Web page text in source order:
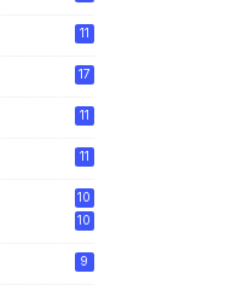
11
17
11
11
10
10
9